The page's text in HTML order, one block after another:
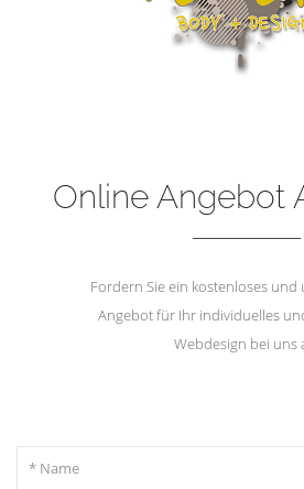
Online Angebot
Fordern Sie ein kostenloses
Angebot für Ihr individuelles
Webdesign bei uns